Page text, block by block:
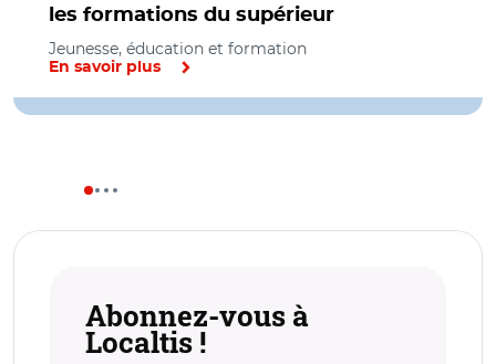
les formations du supérieur
Jeunesse, éducation et formation
En savoir plus
Abonnez-vous à
Localtis !